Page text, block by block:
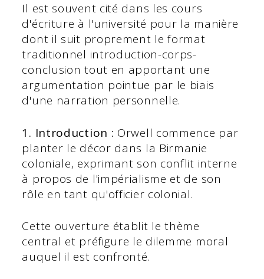
Il est souvent cité dans les cours
d'écriture à l'université pour la manière
dont il suit proprement le format
traditionnel introduction-corps-
conclusion tout en apportant une
argumentation pointue par le biais
d'une narration personnelle.
1. Introduction : Orwell commence par
planter le décor dans la Birmanie
coloniale, exprimant son conflit interne
à propos de l'impérialisme et de son
rôle en tant qu'officier colonial.
Cette ouverture établit le thème
central et préfigure le dilemme moral
auquel il est confronté.